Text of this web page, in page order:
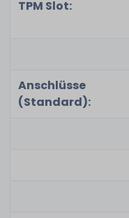
TPM Slot:
Anschlüsse
(Standard):